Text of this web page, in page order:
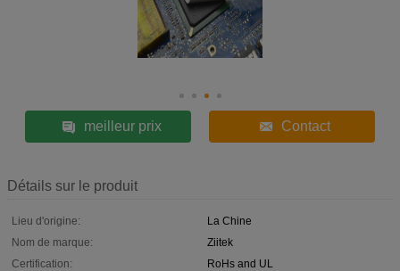
meilleur prix Contact
Détails sur le produit
Lieu d'origine:
La Chine
Nom de marque:
Ziitek
Certification:
RoHs and UL